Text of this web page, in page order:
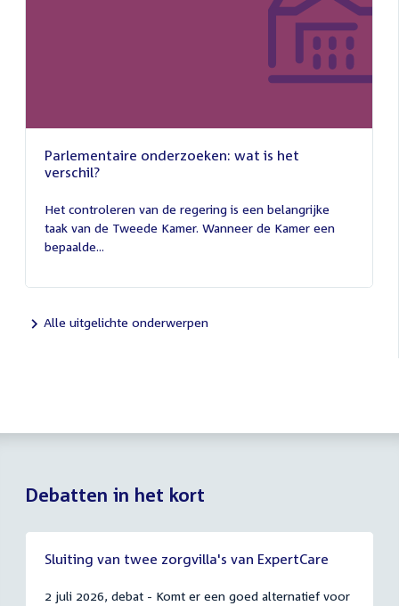
Parlementaire onderzoeken: wat is het
verschil?
juli
2026
Het controleren van de regering is een belangrijke
taak van de Tweede Kamer. Wanneer de Kamer een
bepaalde...
Alle uitgelichte onderwerpen
Debatten in het kort
Sluiting van twee zorgvilla's van ExpertCare
2 juli 2026, debat - Komt er een goed alternatief voor